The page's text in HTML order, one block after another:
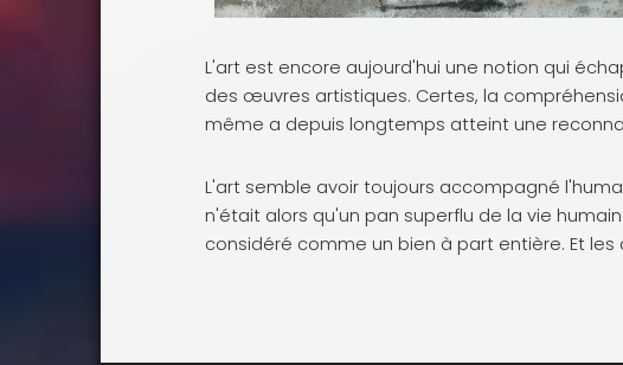
L'art est encore aujourd'hui une notion qui
des œuvres artistiques. Certes, la
même a depuis longtemps atteint une
L'art semble avoir toujours accompagné
n'était alors qu'un pan superflu de la vie
considéré comme un bien à part entière. Et